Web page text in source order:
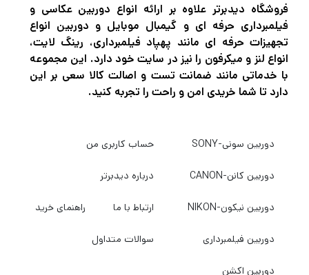
فروشگاه دیدبرتر علاوه بر ارائه انواع دوربین عکاسی و
فیلمبرداری حرفه ای و گیمبال موبایل و دوربین انواع
تجهیزات حرفه ای مانند پهپاد فیلمبرداری، رینگ لایت،
انواع لنز و میکرفون را نیز در سایت خود دارد. این مجموعه
با خدماتی مانند ضمانت تست و اصالت کالا سعی بر این
دارد تا شما خریدی امن و راحت را تجربه کنید.
دوربین سونی-SONY
دوربین کانن-CANON
دوربین نیکون-NIKON
دوربین فیلمبرداری
دوربین اکشن
حساب کاربری من
درباره دیدبرتر
ارتباط با ما راهنمای خرید
سوالات متداول